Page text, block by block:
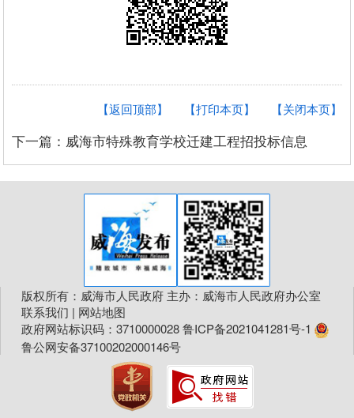
【关闭本页】
【打印本页】
【返回顶部】
下一篇：威海市特殊教育学校迁建工程招投标信息
版权所有：威海市人民政府 主办：威海市人民政府办公室
联系我们 | 网站地图
政府网站标识码：3710000028鲁ICP备2021041281号-1
鲁公网安备37100202000146号